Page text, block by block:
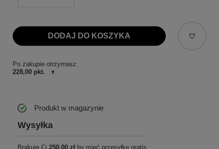
DODAJ DO KOSZYKA
Po zakupie otrzymasz:
228,00 pkt.
Produkt w magazynie
Wysyłka
Brakuje Ci 250,00 zł by mieć przesyłkę gratis